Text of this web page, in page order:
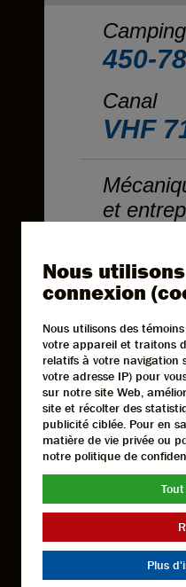
450-
Canal
VHF
et
450-
Numéro
Nous
connexion
Nous utilisons des
votre appareil et traitons
relatifs à votre navigation
votre adresse IP) pour
sur notre site Web,
site et récolter des
publicité ciblée. Pour en
matière de vie privée ou
notre politique de
Plus